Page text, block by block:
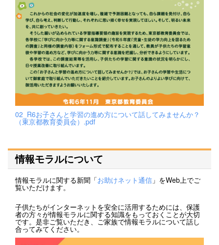
02_R6お子さんと学習の進め方について話してみませんか？
（東京都教育委員会）.pdf
情報モラルについて
情報モラルに関する新聞「お助けネット通信 」をWeb上でご
覧いただけます。
子供たちがインターネットを安全に活用するためには、保護
者の方々が情報モラルに関する知識をもっておくことが大切
です。是非ご覧いただき、ご家族で情報モラルについて話し
合ってみてください。